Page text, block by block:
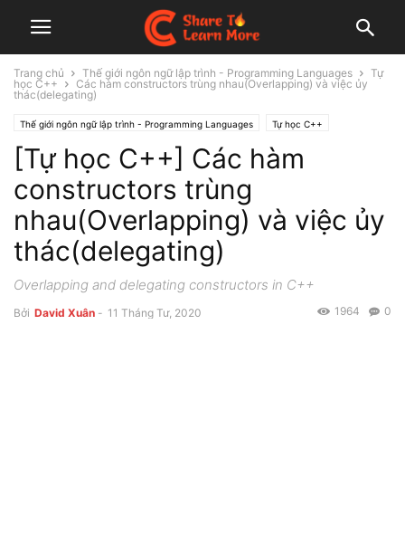
Trang chủ Thế giới ngôn ngữ lập trình - Programming Languages
Tự
học C++
Các hàm constructors trùng nhau(Overlapping) và việc ủy
thác(delegating)
Thế giới ngôn ngữ lập trình - Programming Languages Tự học C++
[Tự học C++] Các hàm
constructors trùng
nhau(Overlapping) và việc ủy
thác(delegating)
Overlapping and delegating constructors in C++
Bởi David Xuân - 11 Tháng Tư, 2020 0
1964